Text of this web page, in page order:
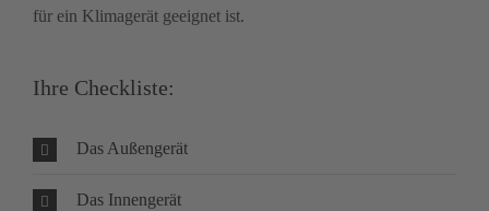
für ein Klimagerät geeignet ist.
Ihre Checkliste:
Das Außengerät
Das Innengerät